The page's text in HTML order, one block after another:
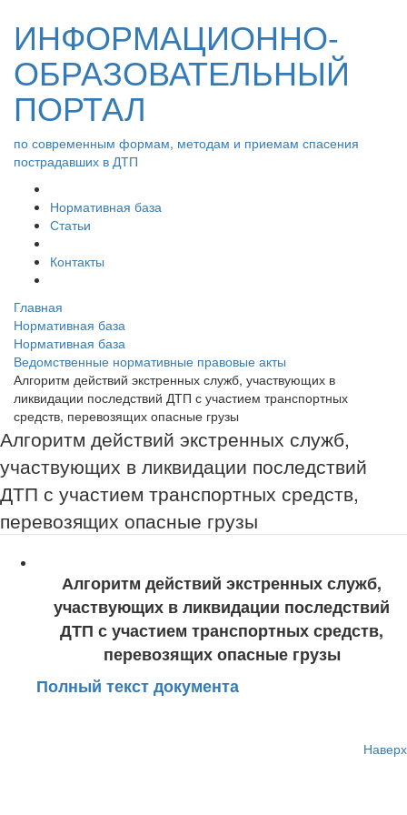
ИНФОРМАЦИОННО-
ОБРАЗОВАТЕЛЬНЫЙ
ПОРТАЛ
по современным формам, методам и приемам спасения
пострадавших в ДТП
Нормативная база
Статьи
Контакты
Главная
Нормативная база
Нормативная база
Ведомственные нормативные правовые акты
Алгоритм действий экстренных служб, участвующих в
ликвидации последствий ДТП с участием транспортных
средств, перевозящих опасные грузы
Алгоритм действий экстренных служб,
участвующих в ликвидации последствий
ДТП с участием транспортных средств,
перевозящих опасные грузы
Алгоритм действий экстренных служб,
участвующих в ликвидации последствий
ДТП с участием транспортных средств,
перевозящих опасные грузы
Полный текст документа
Наверх